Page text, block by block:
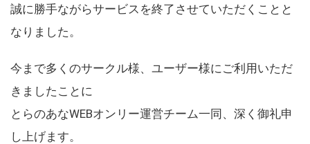
誠に勝手ながらサービスを終了させていただくことと
なりました。
今まで多くのサークル様、ユーザー様にご利用いただ
きましたことに
とらのあなWEBオンリー運営チーム一同、深く御礼申
し上げます。